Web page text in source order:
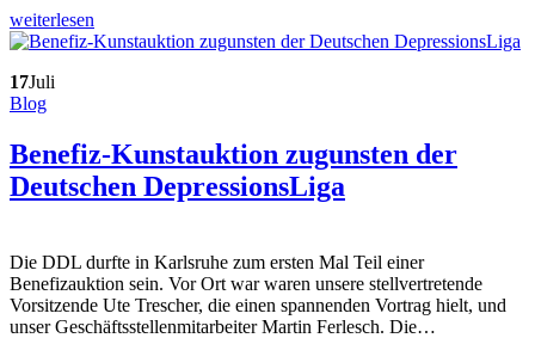
weiterlesen
17Juli
Blog
Benefiz-Kunstauktion zugunsten der
Deutschen DepressionsLiga
Die DDL durfte in Karlsruhe zum ersten Mal Teil einer
Benefizauktion sein. Vor Ort war waren unsere stellvertretende
Vorsitzende Ute Trescher, die einen spannenden Vortrag hielt, und
unser Geschäftsstellenmitarbeiter Martin Ferlesch. Die…